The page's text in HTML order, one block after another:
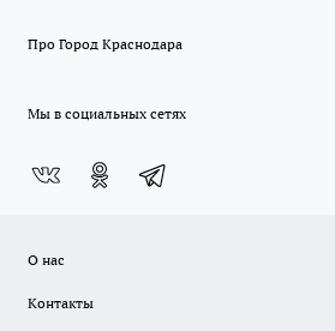
Про Город Краснодара
Мы в социальных сетях
О нас
Контакты